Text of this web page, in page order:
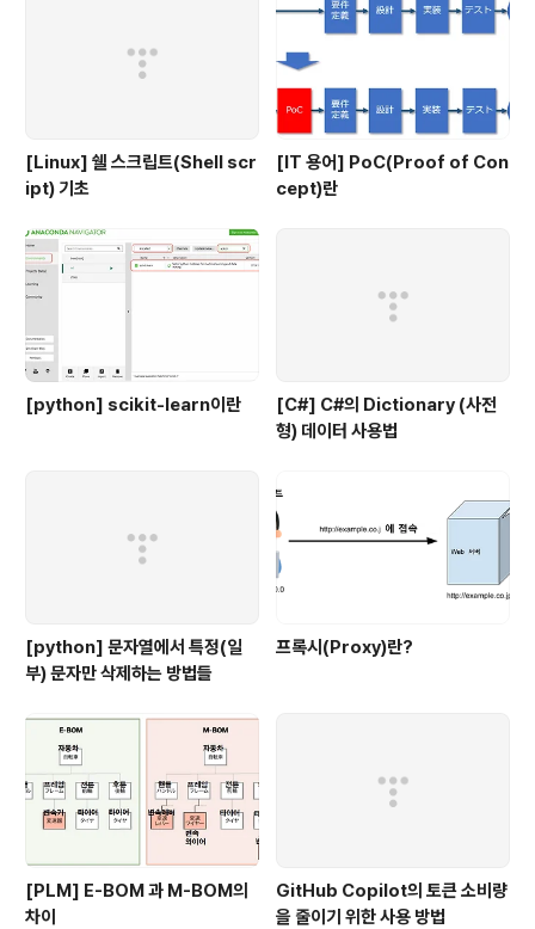
[Linux] 쉘 스크립트(Shell scr
ipt) 기초
[IT 용어] PoC(Proof of Con
cept)란
[python] scikit-learn이란
[C#] C#의 Dictionary (사전
형) 데이터 사용법
[python] 문자열에서 특정(일
부) 문자만 삭제하는 방법들
프록시(Proxy)란?
[PLM] E-BOM 과 M-BOM의
차이
GitHub Copilot의 토큰 소비량
을 줄이기 위한 사용 방법